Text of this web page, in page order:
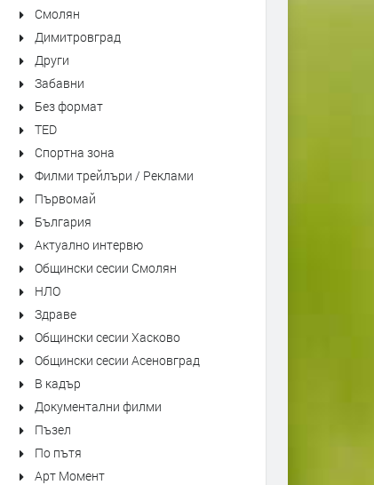
Смолян
Димитровград
Други
Забавни
Без формат
TED
Спортна зона
Филми трейлъри / Реклами
Първомай
България
Актуално интервю
Общински сесии Смолян
НЛО
Здраве
Общински сесии Хасково
Общински сесии Асеновград
В кадър
Документални филми
Пъзел
По пътя
Арт Момент